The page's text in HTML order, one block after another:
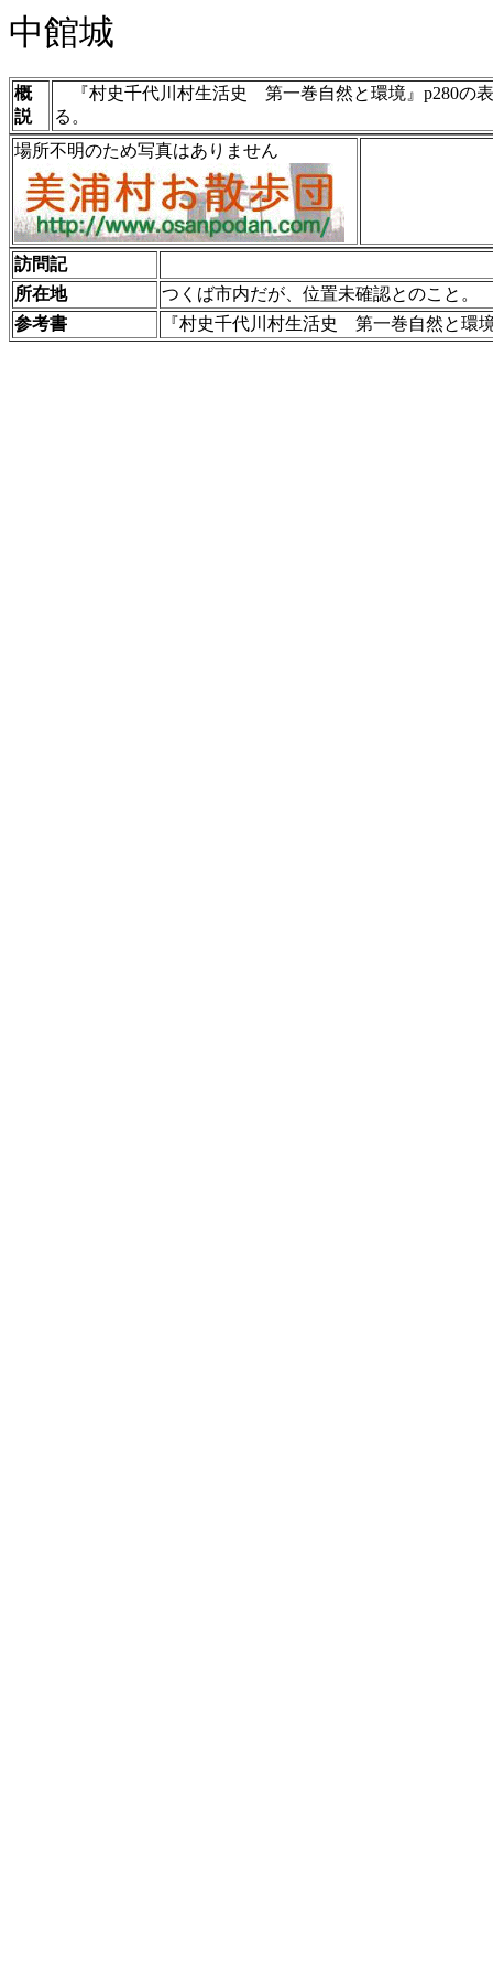
中館城
概
説
『村史千代川村生活史 第一巻自然と環境』p280の
る。
場所不明のため写真はありません
訪問記
所在地
つくば市内だが、位置未確認とのこと。
参考書
『村史千代川村生活史 第一巻自然と環